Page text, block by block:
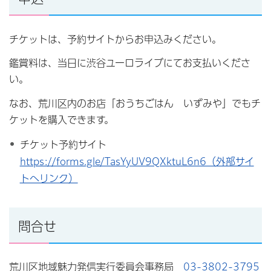
チケットは、予約サイトからお申込みください。
鑑賞料は、当日に渋谷ユーロライブにてお支払いくださ
い。
なお、荒川区内のお店「おうちごはん いずみや」でもチ
ケットを購入できます。
チケット予約サイト
https://forms.gle/TasYyUV9QXktuL6n6（外部サイ
トへリンク）
問合せ
荒川区地域魅力発信実行委員会事務局 03-3802-3795